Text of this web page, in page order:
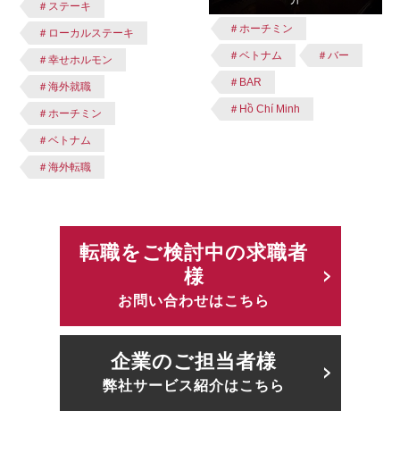
＃ステーキ
＃ローカルステーキ
＃幸せホルモン
＃海外就職
＃ホーチミン
＃ベトナム
＃海外転職
＃ホーチミン
＃ベトナム ＃バー
＃BAR
＃Hồ Chí Minh
転職をご検討中の求職者
様
お問い合わせはこちら
企業のご担当者様
弊社サービス紹介はこちら